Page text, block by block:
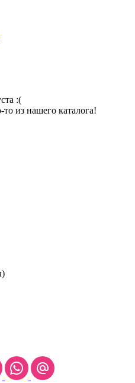
:(
из нашего каталога!